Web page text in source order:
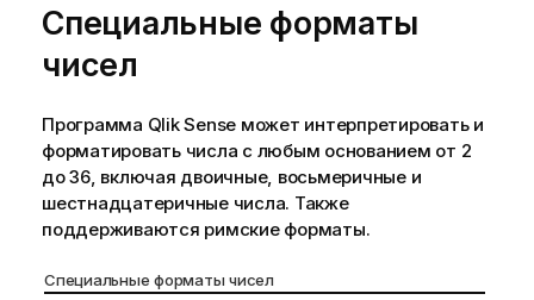
Специальные форматы
чисел
Программа Qlik Sense может интерпретировать и
форматировать числа с любым основанием от 2
до 36, включая двоичные, восьмеричные и
шестнадцатеричные числа. Также
поддерживаются римские форматы.
Специальные форматы чисел